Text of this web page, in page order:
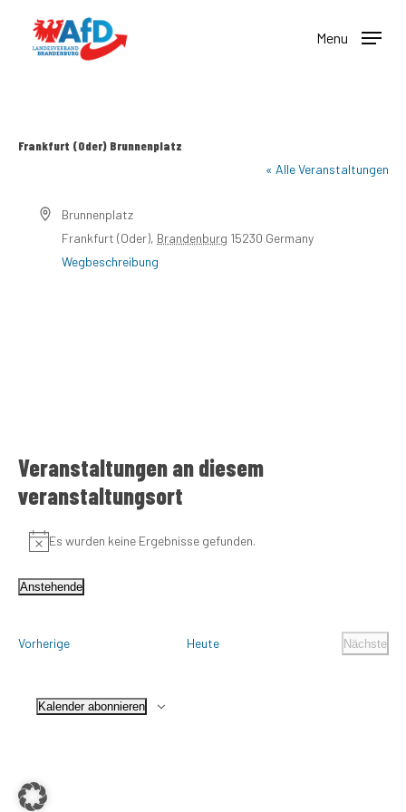
Menu
Frankfurt (Oder) Brunnenplatz
« Alle Veranstaltungen
AdresseBrunnenplatz
Frankfurt (Oder), Brandenburg 15230 Germany
Wegbeschreibung
Veranstaltungen an diesem
veranstaltungsort
Hinweis
Es wurden keine Ergebnisse gefunden.
Anstehende
VorherigeVeranstaltungen Heute
Nächste
Kalender abonnieren